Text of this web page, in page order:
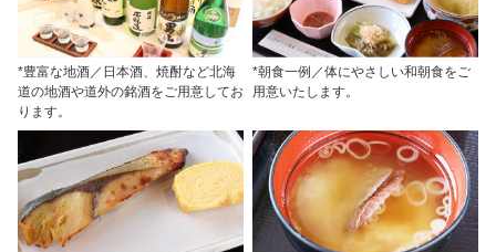
*豊富な地酒／日本酒、焼酎など北海
道の地酒や道外の銘酒をご用意してお
ります。
*朝食一例／体にやさしい和朝食をご
用意いたします。